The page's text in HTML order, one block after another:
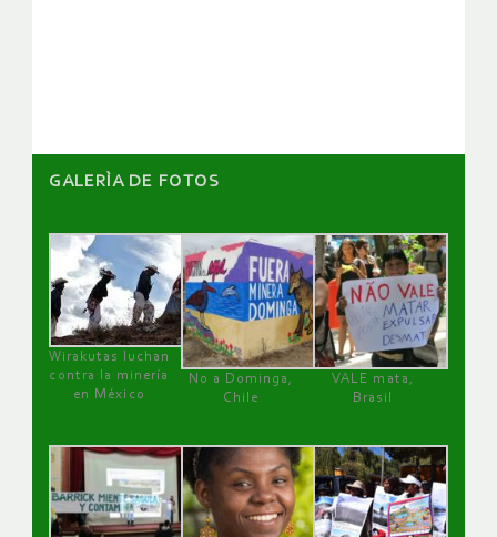
GALERÌA DE FOTOS
Wirakutas luchan
contra la minería
en México
No a Dominga,
Chile
VALE mata,
Brasil